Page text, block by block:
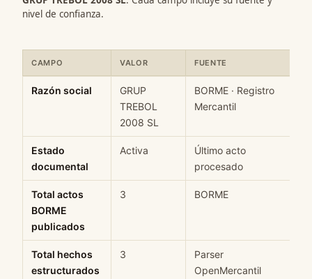
nivel de confianza.
CAMPO VALOR FUENTE
Razón social
GRUP
TREBOL
2008 SL
BORME · Registro
Mercantil
Estado
documental
Activa
Último acto
procesado
Total actos
BORME
publicados
3 BORME
Total hechos
estructurados
3
Parser
OpenMercantil